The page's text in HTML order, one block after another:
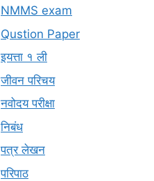
NMMS exam
Qustion Paper
इयत्ता १ ली
जीवन परिचय
नवोदय परीक्षा
निबंध
पत्र लेखन
परिपाठ